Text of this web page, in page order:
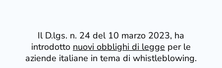
Il D.lgs. n. 24 del 10 marzo 2023, ha
introdotto nuovi obblighi di legge per le
aziende italiane in tema di whistleblowing.